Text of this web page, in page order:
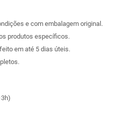
e com embalagem original.
produtos específicos.
em até 5 dias úteis.